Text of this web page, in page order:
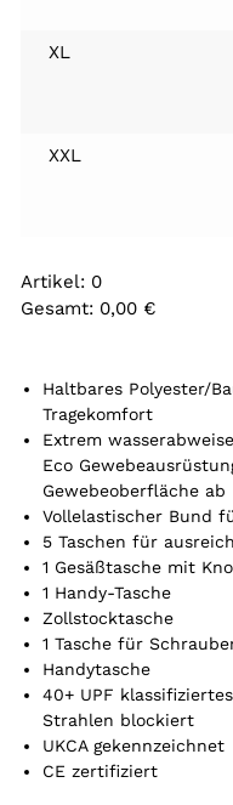
XL
XXL
Artikel: 0
Gesamt: 0,00 €
r
i
l
.
Y
o
u
Haltbares Polyester/
Tragekomfort
Extrem
Eco
Gewebeoberfläche ab
Vollelastischer Bund
5 Taschen für
1 Gesäßtasche mit
1 Handy-Tasche
Zollstocktasche
1 Tasche für
Handytasche
40+ UPF
Strahlen blockiert
UKCA gekennzeichnet
CE zertifiziert